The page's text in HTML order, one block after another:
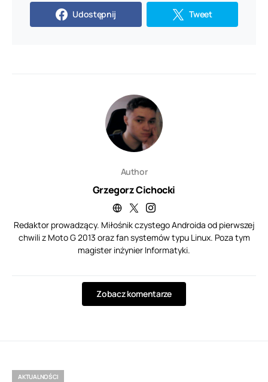
Udostępnij Tweet
Author
Grzegorz Cichocki
Redaktor prowadzący. Miłośnik czystego Androida od pierwszej
chwili z Moto G 2013 oraz fan systemów typu Linux. Poza tym
magister inżynier Informatyki.
Zobacz komentarze
AKTUALNOŚCI